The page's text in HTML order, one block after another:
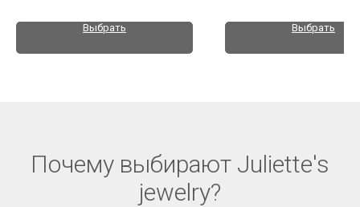
Выбрать Выбрать
Почему выбирают Juliette's
jewelry?